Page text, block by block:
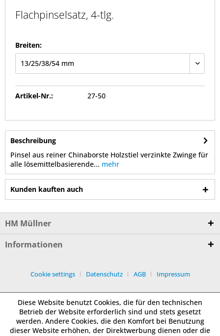
Flachpinselsatz, 4-tlg.
Breiten:
Artikel-Nr.: 27-50
Beschreibung
Pinsel aus reiner Chinaborste Holzstiel verzinkte Zwinge für
alle lösemittelbasierende... mehr
Kunden kauften auch
HM Müllner
Informationen
Cookie settings Datenschutz AGB Impressum
Diese Website benutzt Cookies, die für den technischen
Betrieb der Website erforderlich sind und stets gesetzt
werden. Andere Cookies, die den Komfort bei Benutzung
dieser Website erhöhen, der Direktwerbung dienen oder die